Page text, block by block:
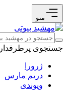
منو
جستجوی پرطرفدار
ژرورا
دریم مارس
ویوندی